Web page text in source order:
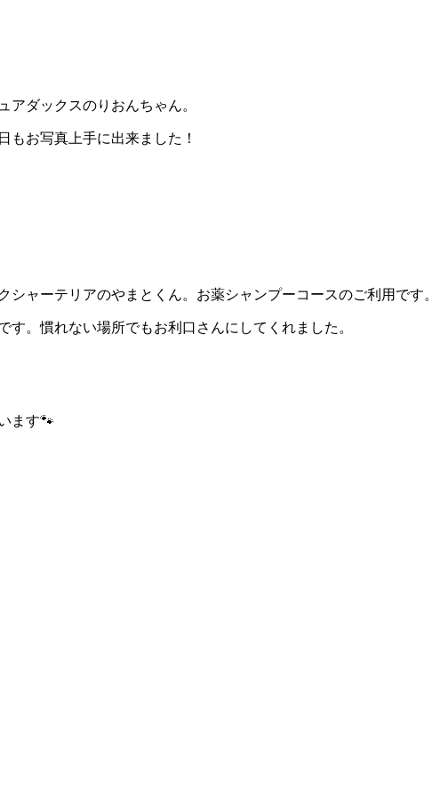
アダックスのりおんちゃん。
もお写真上手に出来ました！
シャーテリアのやまとくん。お薬シャンプーコースのご利用です。
す。慣れない場所でもお利口さんにしてくれました。
ます🐾